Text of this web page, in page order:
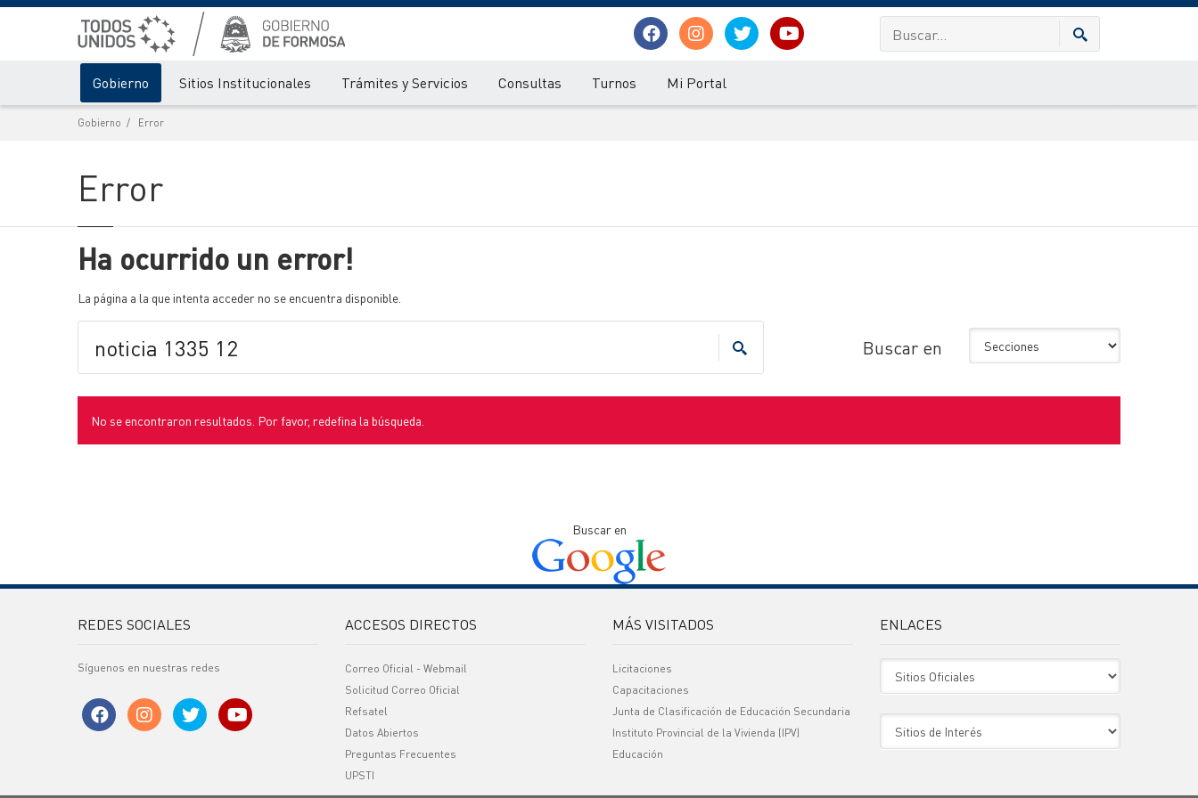
Gobierno Sitios Institucionales Trámites y Servicios Consultas Turnos Mi Portal
Gobierno Error
Error
Ha ocurrido un error!
La página a la que intenta acceder no se encuentra disponible.
Buscar en
No se encontraron resultados. Por favor, redefina la búsqueda.
Buscar en
REDES SOCIALES
Síguenos en nuestras redes
ACCESOS DIRECTOS
Correo Oficial - Webmail
Solicitud Correo Oficial
Refsatel
Datos Abiertos
Preguntas Frecuentes
UPSTI
MÁS VISITADOS
Licitaciones
Capacitaciones
Junta de Clasificación de Educación Secundaria
Instituto Provincial de la Vivienda (IPV)
Educación
ENLACES